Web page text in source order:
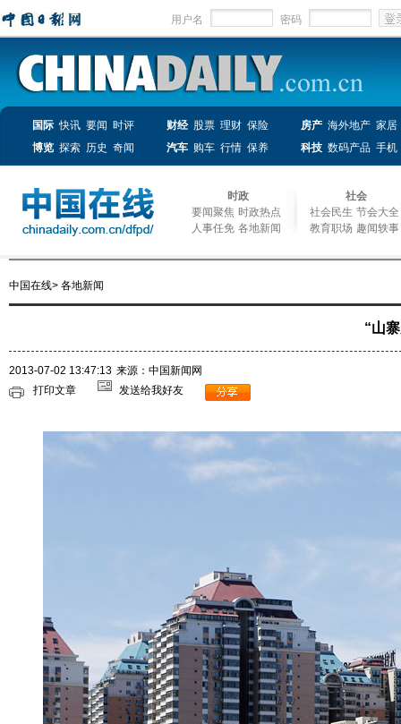
用户名 密码
国际 快讯 要闻 时评 财经 股票 理财 保险 房产 海外地产 家居
博览 探索 历史 奇闻 汽车 购车 行情 保养 科技 数码产品 手机
时政
要闻聚焦 时政热点
人事任免 各地新闻
社会
社会民生 节会大全
教育职场 趣闻轶事
中国在线> 各地新闻
“山
2013-07-02 13:47:13 来源：中国新闻网
打印文章
发送给我好友